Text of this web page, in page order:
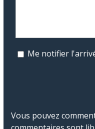
Me notifier
Vous pouvez